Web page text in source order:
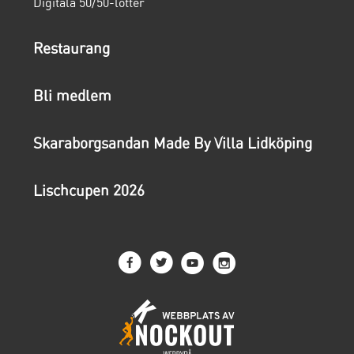
Restaurang
Bli medlem
Skaraborgsandan Made By Villa Lidköping
Lischcupen 2026